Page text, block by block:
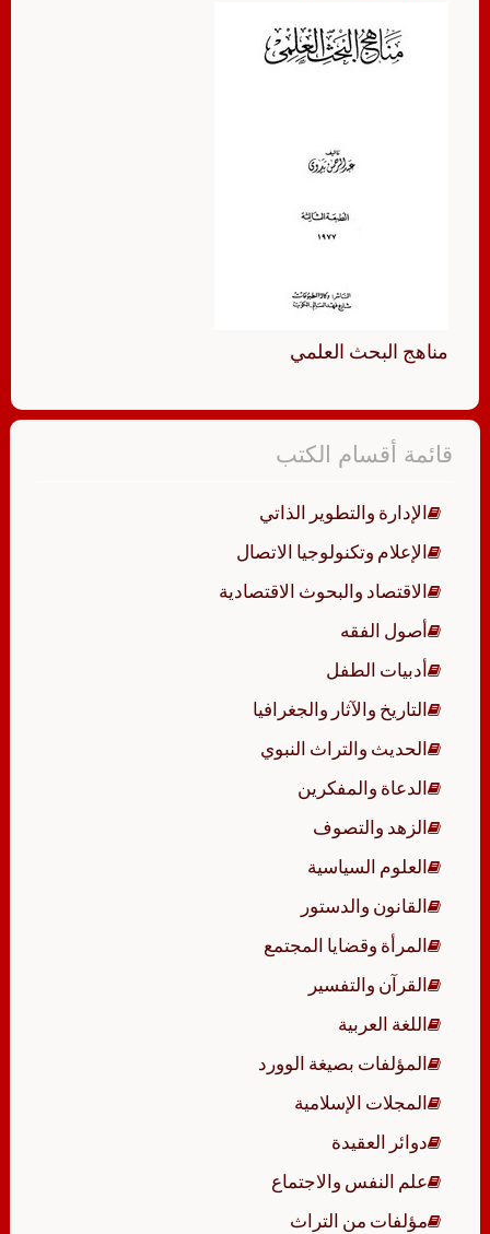
مناهج البحث العلمي
قائمة أقسام الكتب
الإدارة والتطوير الذاتي
الإعلام وتكنولوجيا الاتصال
الاقتصاد والبحوث الاقتصادية
أصول الفقه
أدبيات الطفل
التاريخ والآثار والجغرافيا
الحديث والتراث النبوي
الدعاة والمفكرين
الزهد والتصوف
العلوم السياسية
القانون والدستور
المرأة وقضايا المجتمع
القرآن والتفسير
اللغة العربية
المؤلفات بصيغة الوورد
المجلات الإسلامية
دوائر العقيدة
علم النفس والاجتماع
مؤلفات من التراث